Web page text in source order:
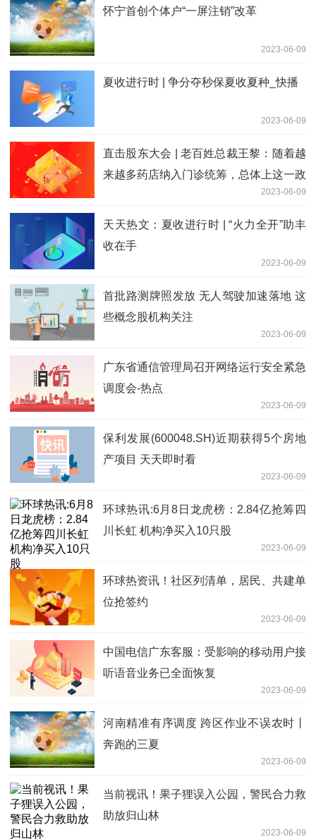
怀宁首创个体户“一屏注销”改革
2023-06-09
夏收进行时 | 争分夺秒保夏收夏种_快播
2023-06-09
直击股东大会 | 老百姓总裁王黎：随着越
来越多药店纳入门诊统筹，总体上这一政
2023-06-09
天天热文：夏收进行时 | “火力全开”助丰
收在手
2023-06-09
首批路测牌照发放 无人驾驶加速落地 这
些概念股机构关注
2023-06-09
广东省通信管理局召开网络运行安全紧急
调度会-热点
2023-06-09
保利发展(600048.SH)近期获得5个房地
产项目 天天即时看
2023-06-09
环球热讯:6月8日龙虎榜：2.84亿抢筹四
川长虹 机构净买入10只股
2023-06-09
环球热资讯！社区列清单，居民、共建单
位抢签约
2023-06-09
中国电信广东客服：受影响的移动用户接
听语音业务已全面恢复
2023-06-09
河南精准有序调度 跨区作业不误农时丨
奔跑的三夏
2023-06-09
当前视讯！果子狸误入公园，警民合力救
助放归山林
2023-06-09